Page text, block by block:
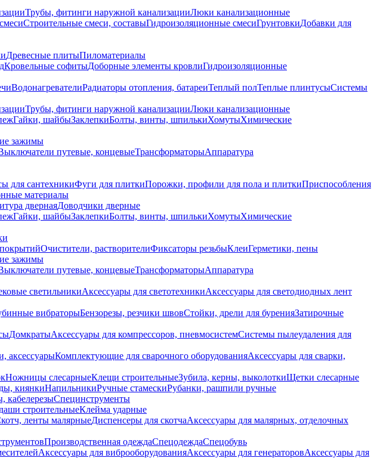
Трубы, фитинги наружной канализацииЛюки канализационные
Строительные смеси, составыГидроизоляционные смесиГрунтовкиДобавки для
Древесные плитыПиломатериалы
Кровельные софитыДоборные элементы кровлиГидроизоляционные
ВодонагревателиРадиаторы отопления, батареиТеплый полТеплые плинтусыСистемы
Трубы, фитинги наружной канализацииЛюки канализационные
Гайки, шайбыЗаклепкиБолты, винты, шпилькиХомутыХимические
зажимы
путевые, концевыеТрансформаторыАппаратура
для сантехникиФуги для плиткиПорожки, профили для пола и плиткиПриспособления
материалы
двернаяДоводчики дверные
Гайки, шайбыЗаклепкиБолты, винты, шпилькиХомутыХимические
Очистители, растворителиФиксаторы резьбыКлеиГерметики, пены
зажимы
путевые, концевыеТрансформаторыАппаратура
светильникиАксессуары для светотехникиАксессуары для светодиодных лент
вибраторыБензорезы, резчики швовСтойки, дрели для буренияЗатирочные
ДомкратыАксессуары для компрессоров, пневмосистемСистемы пылеудаления для
аксессуарыКомплектующие для сварочного оборудованияАксессуары для сварки,
Ножницы слесарныеКлещи строительныеЗубила, керны, выколоткиЩетки слесарные
киянкиНапильникиРучные стамескиРубанки, рашпили ручные
кабелерезыСпецинструменты
строительныеКлейма ударные
ленты малярныеДиспенсеры для скотчаАксессуары для малярных, отделочных
Производственная одеждаСпецодеждаСпецобувь
Аксессуары для виброоборудованияАксессуары для генераторовАксессуары для